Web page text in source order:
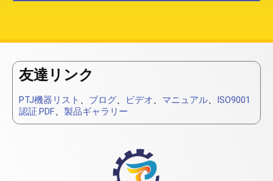
友達リンク
PTJ機器リスト 、 ブログ、 ビデオ、 マニュアル、 ISO9001
認証.PDF、 製品ギャラリー